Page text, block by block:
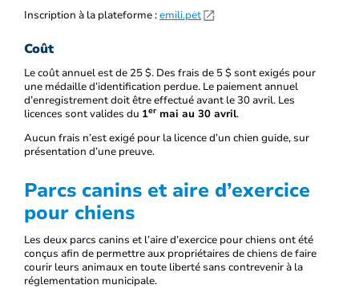
Inscription à la plateforme :emili.pet
Coût
Le coût annuel est de 25 $. Des frais de 5 $ sont exigés pour
une médaille d’identification perdue. Le paiement annuel
d’enregistrement doit être effectué avant le 30 avril. Les
licences sont valides du 1er mai au 30 avril.
Aucun frais n’est exigé pour la licence d’un chien guide, sur
présentation d’une preuve.
Parcs canins et aire d’exercice
pour chiens
Les deux parcs canins et l’aire d’exercice pour chiens ont été
conçus afin de permettre aux propriétaires de chiens de faire
courir leurs animaux en toute liberté sans contrevenir à la
réglementation municipale.